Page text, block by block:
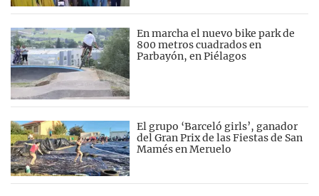
En marcha el nuevo bike park de
800 metros cuadrados en
Parbayón, en Piélagos
El grupo ‘Barceló girls’, ganador
del Gran Prix de las Fiestas de San
Mamés en Meruelo